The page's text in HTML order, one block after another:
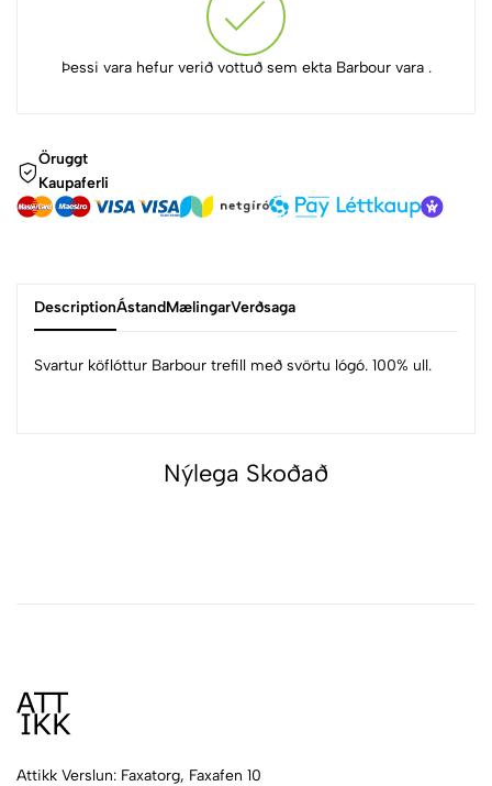
Þessi vara hefur verið vottuð sem ekta Barbour vara .
Öruggt
Kaupaferli
DescriptionÁstandMælingarVerðsaga
Svartur köflóttur Barbour trefill með svörtu lógó. 100% ull.
Nýlega Skoðað
Attikk Verslun: Faxatorg, Faxafen 10